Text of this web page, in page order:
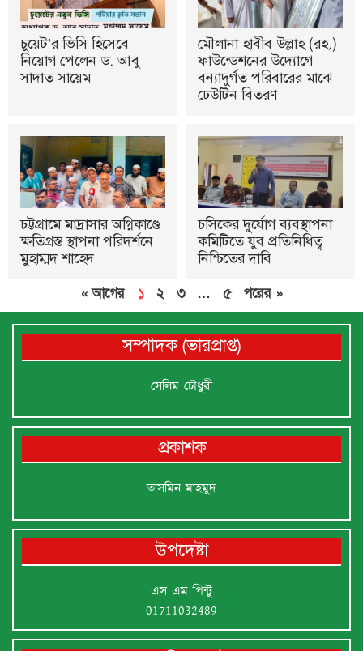
চুয়েট’র ভিসি হিসেবে
নিয়োগ পেলেন ড. আবু
সাদাত সায়েম
মৌলানা হাবীব উল্লাহ (রহ.)
ফাউন্ডেশনের উদ্যোগে
বন্যাদুর্গত পরিবারের মাঝে
ঢেউটিন বিতরণ
চট্টগ্রামে মাদ্রাসার অগ্নিকাণ্ডে
ক্ষতিগ্রস্ত স্থাপনা পরিদর্শনে
মুহাম্মদ শাহেদ
চসিকের দুর্যোগ ব্যবস্থাপনা
কমিটিতে যুব প্রতিনিধিত্ব
নিশ্চিতের দাবি
« আগের ১ ২ ৩ … ৫ পরের »
সম্পাদক (ভারপ্রাপ্ত)
সেলিম চৌধুরী
প্রকাশক
তাসমিন মাহমুদ
উপদেষ্টা
এস এম পিন্টু
01711032489